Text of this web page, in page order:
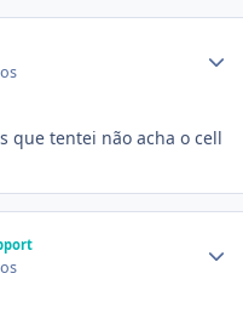
que tentei não acha o cell